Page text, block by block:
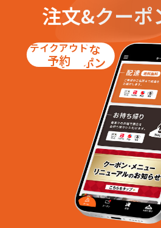
珠泉西町
珠泉
太郎丸
太郎
太郎
太郎丸本町２丁目
太郎
太郎丸本町４丁目
塚原
月岡
月岡
月岡
月岡
月見
月見
月見
任海
中大
南央
蜷川
布市
布瀬
注文&クーポ
お得な
クーポン
テイクアウト
予約